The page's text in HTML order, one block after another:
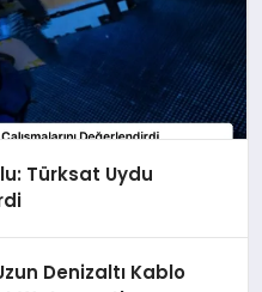
Türksat Uydu
Denizaltı Kablo